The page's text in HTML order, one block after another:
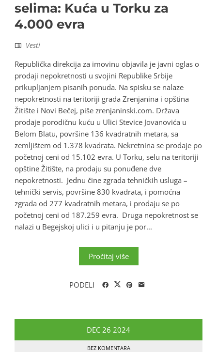
selima: Kuća u Torku za
4.000 evra
Vesti
Republička direkcija za imovinu objavila je javni oglas o
prodaji nepokretnosti u svojini Republike Srbije
prikupljanjem pisanih ponuda. Na spisku se nalaze
nepokretnosti na teritoriji grada Zrenjanina i opština
Žitište i Novi Bečej, piše zrenjaninski.com. Država
prodaje porodičnu kuću u Ulici Stevice Jovanovića u
Belom Blatu, površine 136 kvadratnih metara, sa
zemljištem od 1.378 kvadrata. Nekretnina se prodaje po
početnoj ceni od 15.102 evra. U Torku, selu na teritoriji
opštine Žitište, na prodaju su ponuđene dve
nepokretnosti. Jednu čine zgrada tehničkih usluga –
tehnički servis, površine 830 kvadrata, i pomoćna
zgrada od 277 kvadratnih metara, i prodaju se po
početnoj ceni od 187.259 evra. Druga nepokretnost se
nalazi u Begejskoj ulici i u pitanju je por...
Pročitaj više
PODELI
DEC 26 2024
BEZ KOMENTARA